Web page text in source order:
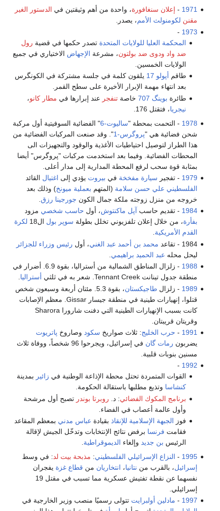
1971
- إعلان سنغافورة، واحدة من أهم وثيقتين في الدستور الغير
مقنن لكومنولث الأمم، يصدر.
1973
-
المحكمة العليا للولايات المتحدة تصدر حكمها في قضية رول
ضد واد ودوى ضد بولتون، مشرعة الإجهاض الاختياري في جميع
الولايات الخمسين.
طاقم أپولو 17
يلقون كلمة في جلسة مشتركة في الكونگرس
بعد انتهاء مهمة الإبرار الأخيرة على سطح القمر.
طائرة بوينگ 707 خاصة تنفجر عند إبرارها في مطار كانو،
نيجريا، فتقتل 176.
1978 - التحمت بمحطة "ساليوت-6 " الفضائية السوفيتية أول مركبة
شحن فضائية هي "پروگرس-1 ". وقد صنعت المركبات الفضائية من
هذا الطراز لتوصيل احتياطيات الأغذية والوقود والتجهيزات الى
المحطات الفضائية. وفيما بعد استخدمت مركبات "پروگرس" أيضا
بمثابة قوة سحب لرفع المحطة المدارية إلى مدار أعلى.
1979 - تفجير سيارة مفخخة في بيروت يؤدي إلى اغتيال القائد
الفلسطيني علي حسن سلامة (المتهم بعملية ميونخ) وذلك بعد
خروجه من منزل زوجته ملكة جمال الكون جورجينا رزق
1984 - تقديم حاسب آپل ماكنتوش، أول حاسب شخصي مزود
بفأرة، من خلال إعلان تلفزيوني تخلل بطولة سوپر بول ال18
لكرة
القدم الأمريكية.
1984 - تقاعد
محمد بن أحمد عبد الغني، أول رئيس وزراء للجزائر
ليحل محله عبد الحميد براهيمي
1988
- زلزال المناطق الشمالية من أستراليا، بقوة 6.9. أضرار في
منطقة جدول تينانت Tennant Creek. شعر به في ثلثي
أستراليا
1989 - زلزالطاجيكستان
، بقوة 5.3. مئتان أربعة وسبعون شخص
قتلوا، إنهيارات طينية في منطقة جيسار Gissar. معظم الإصابات
كانت بسبب الإنهيارات الطينية التي دفنت شارورا Sharora
وقريتان قريبتان.
1991
- حرب الخليج: ثلاث صواريخ سكود وصاروخ پاتريوت
يضربون رمات گان
في إسرائيل، ويجرحوا 96 شخصاً، ووفاة ثلاث
مسنين بنوبات قلبية.
1992
-
القوات المتمردة تحتل محطة الإذاعة الوطنية في زائير بمدينة
كنشاسا وتذيع مطلبها باستقالة الحكومة.
برنامج المكوك الفضائي: د. روبرتا بوندر تصبح أول مرشحة
وأول عالمة أعصاب في الفضاء.
فوز الجبهة الإسلامية للإنقاذ بقيادة عباس مدني بمعظم المقاعد
فقامت فرنسا برفض نتائج الإنتخابات وتدخّل الجيش لإقالة
الرئيس بن جديد وإلغاء الديموقراطية
1995
- النزاع الإسرائيلي الفلسطيني: مذبحة بيت لد: في وسط
إسرائيل، بالقرب من نتانيا، انتخاريان من قطاع غزة يفجران
نفسهما عن نقطة تفتيش عسكرية مما تسبب في مقتل 19
إسرائيلي.
1997
- مادلين أولبرايت تتولى رسميًا منصب وزير الخارجية في